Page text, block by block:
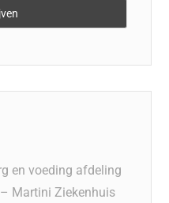
en voeding afdeling
Martini Ziekenhuis